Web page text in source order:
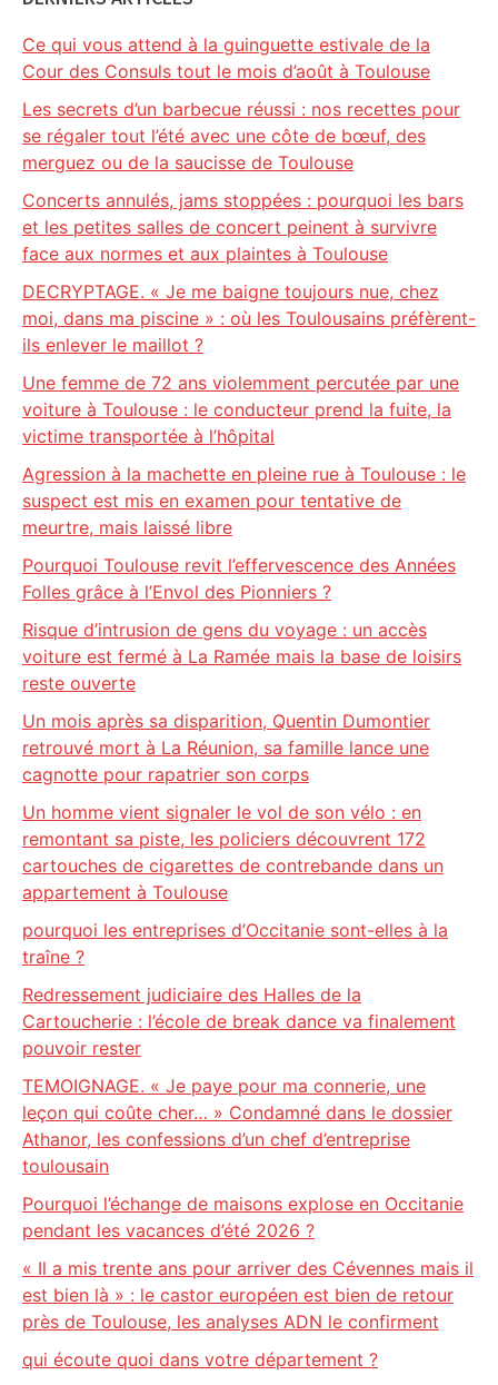
Ce qui vous attend à la guinguette estivale de la
Cour des Consuls tout le mois d’août à Toulouse
Les secrets d’un barbecue réussi : nos recettes pour
se régaler tout l’été avec une côte de bœuf, des
merguez ou de la saucisse de Toulouse
Concerts annulés, jams stoppées : pourquoi les bars
et les petites salles de concert peinent à survivre
face aux normes et aux plaintes à Toulouse
DECRYPTAGE. « Je me baigne toujours nue, chez
moi, dans ma piscine » : où les Toulousains préfèrent-
ils enlever le maillot ?
Une femme de 72 ans violemment percutée par une
voiture à Toulouse : le conducteur prend la fuite, la
victime transportée à l’hôpital
Agression à la machette en pleine rue à Toulouse : le
suspect est mis en examen pour tentative de
meurtre, mais laissé libre
Pourquoi Toulouse revit l’effervescence des Années
Folles grâce à l’Envol des Pionniers ?
Risque d’intrusion de gens du voyage : un accès
voiture est fermé à La Ramée mais la base de loisirs
reste ouverte
Un mois après sa disparition, Quentin Dumontier
retrouvé mort à La Réunion, sa famille lance une
cagnotte pour rapatrier son corps
Un homme vient signaler le vol de son vélo : en
remontant sa piste, les policiers découvrent 172
cartouches de cigarettes de contrebande dans un
appartement à Toulouse
pourquoi les entreprises d’Occitanie sont-elles à la
traîne ?
Redressement judiciaire des Halles de la
Cartoucherie : l’école de break dance va finalement
pouvoir rester
TEMOIGNAGE. « Je paye pour ma connerie, une
leçon qui coûte cher… » Condamné dans le dossier
Athanor, les confessions d’un chef d’entreprise
toulousain
Pourquoi l’échange de maisons explose en Occitanie
pendant les vacances d’été 2026 ?
« Il a mis trente ans pour arriver des Cévennes mais il
est bien là » : le castor européen est bien de retour
près de Toulouse, les analyses ADN le confirment
qui écoute quoi dans votre département ?